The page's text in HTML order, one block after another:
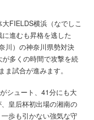
FIELDS横浜（なでしこ
進むも昇格を逃した
川）の神奈川県勢対決
多くの時間で攻撃を続
試合が進みます。
シュート、41分にも大
皇后杯初出場の湘南の
歩も引かない強気な守